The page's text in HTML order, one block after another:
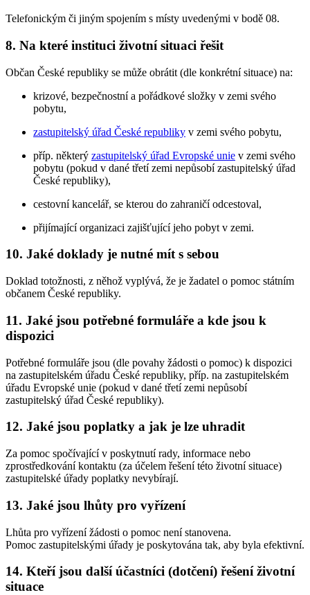
Telefonickým či jiným spojením s místy uvedenými v bodě 08.
8. Na které instituci životní situaci řešit
Občan České republiky se může obrátit (dle konkrétní situace) na:
krizové, bezpečnostní a pořádkové složky v zemi svého
pobytu,
zastupitelský úřad České republiky v zemi svého pobytu,
příp. některý zastupitelský úřad Evropské unie v zemi svého
pobytu (pokud v dané třetí zemi nepůsobí zastupitelský úřad
České republiky),
cestovní kancelář, se kterou do zahraničí odcestoval,
přijímající organizaci zajišťující jeho pobyt v zemi.
10. Jaké doklady je nutné mít s sebou
Doklad totožnosti, z něhož vyplývá, že je žadatel o pomoc státním
občanem České republiky.
11. Jaké jsou potřebné formuláře a kde jsou k
dispozici
Potřebné formuláře jsou (dle povahy žádosti o pomoc) k dispozici
na zastupitelském úřadu České republiky, příp. na zastupitelském
úřadu Evropské unie (pokud v dané třetí zemi nepůsobí
zastupitelský úřad České republiky).
12. Jaké jsou poplatky a jak je lze uhradit
Za pomoc spočívající v poskytnutí rady, informace nebo
zprostředkování kontaktu (za účelem řešení této životní situace)
zastupitelské úřady poplatky nevybírají.
13. Jaké jsou lhůty pro vyřízení
Lhůta pro vyřízení žádosti o pomoc není stanovena.
Pomoc zastupitelskými úřady je poskytována tak, aby byla efektivní.
14. Kteří jsou další účastníci (dotčení) řešení životní
situace